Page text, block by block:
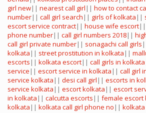
girl new|| nearest call girl || how to contact
number|| call girl search || girls of kolkata ||
escort service contract|| house wife escort||
phone number|| call girl numbers 2018||
call girl private number|| sonagachi call girls
kolkata || street prostitution in kolkata ||
escorts || kolkata escort|| call girls in kolkata
service || escort service in kolkata || call girl
service kolkata || desi call girl || escorts in
service kolkata || escort kolkata || escort
in kolkata || calcutta escorts || female escort
kolkata || kolkata call girl phone no ||